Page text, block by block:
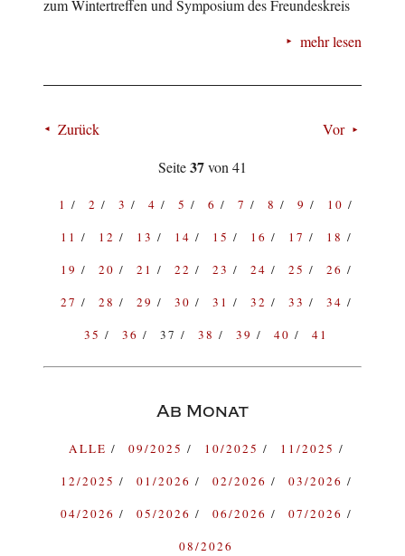
zum Wintertreffen und Symposium des Freundeskreis
mehr lesen
Zurück
Vor
Seite37von 41
1 2 3 4 5 6 7 8 9
10
11
12 13 14 15 16 17
18
19
20 21 22 23 24 25
26
27
28 29 30 31 32 33
34
35
36 37 38 39 40 41
Ab Monat
ALLE 09/2025 10/2025
11/2025
12/2025
01/2026 02/2026
03/2026
04/2026
05/2026 06/2026
07/2026
08/2026